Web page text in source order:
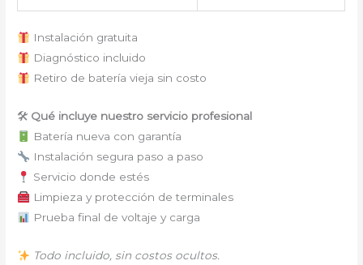
Instalación gratuita
Diagnóstico incluido
Retiro de batería vieja sin costo
🛠 Qué incluye nuestro servicio profesional
Batería nueva con garantía
Instalación segura paso a paso
Servicio donde estés
Limpieza y protección de terminales
Prueba final de voltaje y carga
Todo incluido, sin costos ocultos.